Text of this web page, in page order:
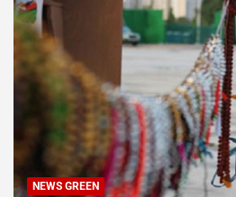
NEWS GREEN